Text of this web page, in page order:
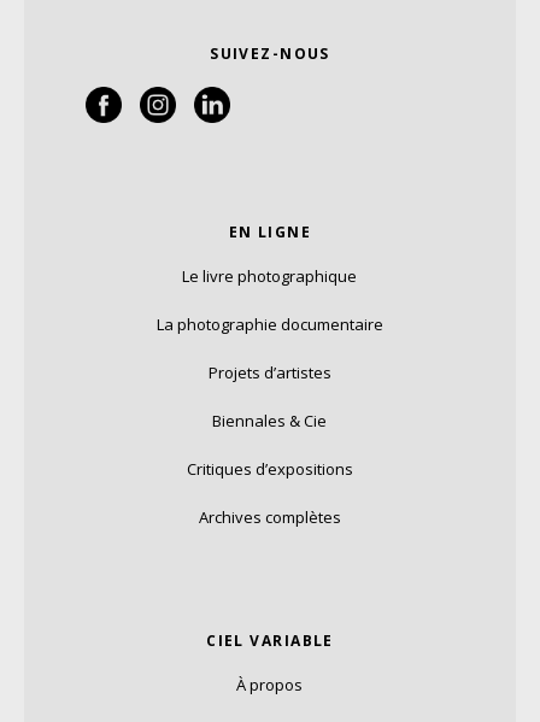
SUIVEZ-NOUS
EN LIGNE
Le livre photographique
La photographie documentaire
Projets d’artistes
Biennales & Cie
Critiques d’expositions
Archives complètes
CIEL VARIABLE
À propos